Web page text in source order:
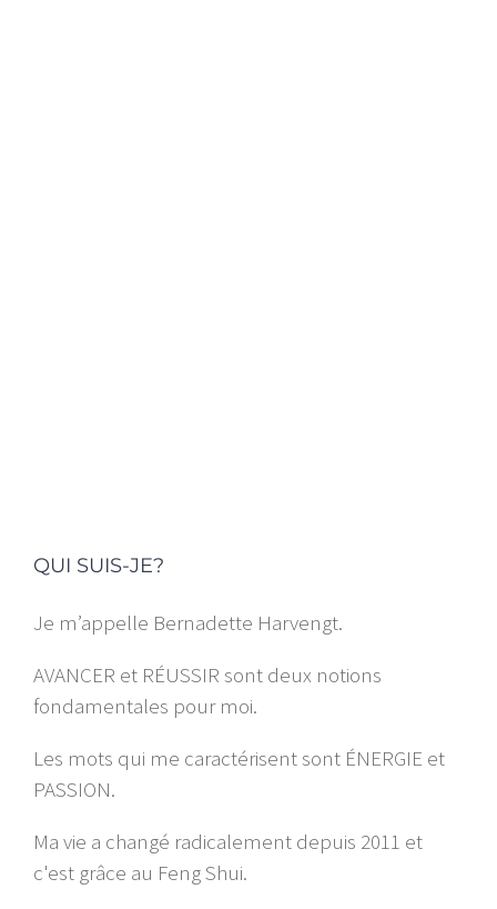
QUI SUIS-JE?
Je m’appelle Bernadette Harvengt.
AVANCER et RÉUSSIR sont deux notions
fondamentales pour moi.
Les mots qui me caractérisent sont ÉNERGIE et
PASSION.
Ma vie a changé radicalement depuis 2011 et
c'est grâce au Feng Shui.